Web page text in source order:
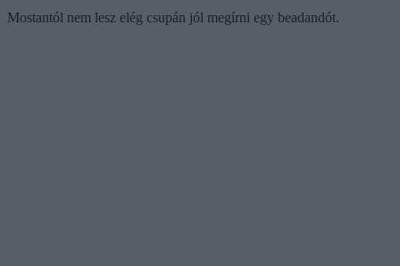
Mostantól nem lesz elég csupán jól megírni egy beadandót.